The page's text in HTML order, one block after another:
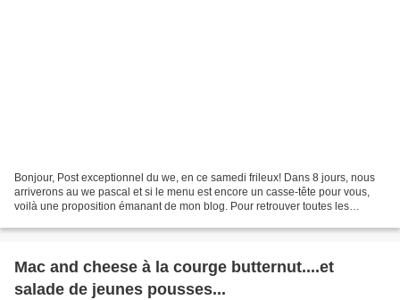
Bonjour, Post exceptionnel du we, en ce samedi frileux! Dans 8 jours, nous
arriverons au we pascal et si le menu est encore un casse-tête pour vous,
voilà une proposition émanant de mon blog. Pour retrouver toutes les
Mac and cheese à la courge butternut....et
salade de jeunes pousses...